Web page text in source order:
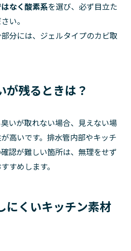
なく酸素系を選び、必ず目立た
い。
分には、ジェルタイプのカビ取
が残るときは？
いが取れない場合、見えない場
高いです。排水管内部やキッチ
認が難しい箇所は、無理をせず
すめします。
にくいキッチン素材